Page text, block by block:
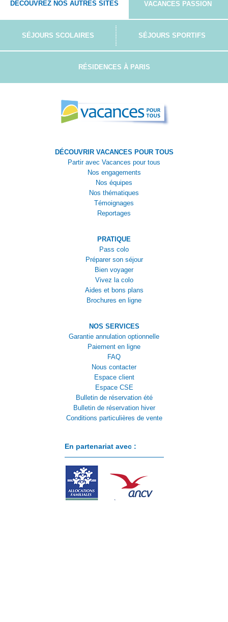
DÉCOUVREZ NOS AUTRES SITES VACANCES PASSION
SÉJOURS SCOLAIRES SÉJOURS SPORTIFS
RÉSIDENCES À PARIS
DÉCOUVRIR VACANCES POUR TOUS
Partir avec Vacances pour tous
Nos engagements
Nos équipes
Nos thématiques
Témoignages
Reportages
PRATIQUE
Pass colo
Préparer son séjour
Bien voyager
Vivez la colo
Aides et bons plans
Brochures en ligne
NOS SERVICES
Garantie annulation optionnelle
Paiement en ligne
FAQ
Nous contacter
Espace client
Espace CSE
Bulletin de réservation été
Bulletin de réservation hiver
Conditions particulières de vente
En partenariat avec :